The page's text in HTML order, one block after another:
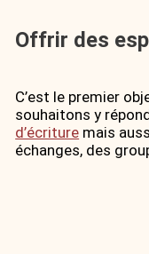
Offrir des
C’est le premier
souhaitons y
d’écriture mais
échanges, des